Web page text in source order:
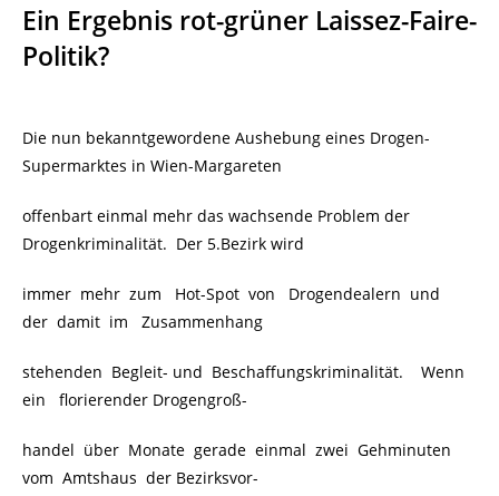
Ein Ergebnis rot-grüner Laissez-Faire-
Politik?
Die nun bekanntgewordene Aushebung eines Drogen-
Supermarktes in Wien-Margareten
offenbart einmal mehr das wachsende Problem der
Drogenkriminalität. Der 5.Bezirk wird
immer mehr zum Hot-Spot von Drogendealern und
der damit im Zusammenhang
stehenden Begleit- und Beschaffungskriminalität. Wenn
ein florierender Drogengroß-
handel über Monate gerade einmal zwei Gehminuten
vom Amtshaus der Bezirksvor-